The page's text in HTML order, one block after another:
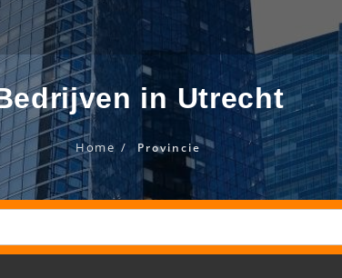
in Utrecht
Home Provincie